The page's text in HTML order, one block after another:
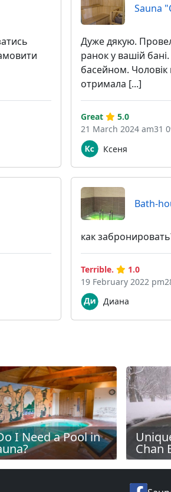
Sauna
Дуже дякую.
ранок у вашій
басейном. Чоловік
отримала [...]
Ксеня
Great
5.0
21 March 2024 am31
Bath-
как
Диана
Terrible.
1.0
19 February 2022
I Need a Pool in
Chan